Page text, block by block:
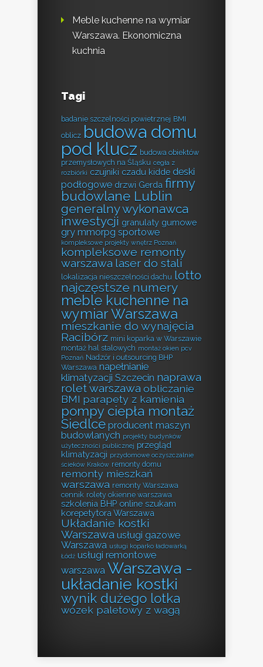
Meble kuchenne na wymiar
Warszawa. Ekonomiczna
kuchnia
Tagi
badanie szczelności powietrznej BMI
oblicz budowa domu
pod klucz budowa obiektów
przemysłowych na Śląsku cegła z
rozbiórki czujniki czadu kidde deski
podłogowe drzwi Gerda firmy
budowlane Lublin
generalny wykonawca
inwestycji granulaty gumowe
gry mmorpg sportowe
kompleksowe projekty wnętrz Poznań
kompleksowe remonty
warszawa laser do stali
lokalizacja nieszczelności dachu lotto
najczęstsze numery
meble kuchenne na
wymiar Warszawa
mieszkanie do wynajęcia
Racibórz mini koparka w Warszawie
montaż hal stalowych montaż okien pcv
Poznań Nadzór i outsourcing BHP
Warszawa napełnianie
klimatyzacji Szczecin naprawa
rolet warszawa obliczanie
BMI parapety z kamienia
pompy ciepła montaż
Siedlce producent maszyn
budowlanych projekty budynków
użyteczności publicznej przegląd
klimatyzacji przydomowe oczyszczalnie
ścieków Kraków remonty domu
remonty mieszkań
warszawa remonty Warszawa
cennik rolety okienne warszawa
szkolenia BHP online szukam
korepetytora Warszawa
Układanie kostki
Warszawa usługi gazowe
Warszawa usługi koparko ładowarką
Łódź usługi remontowe
warszawa Warszawa -
układanie kostki
wynik dużego lotka
wózek paletowy z wagą